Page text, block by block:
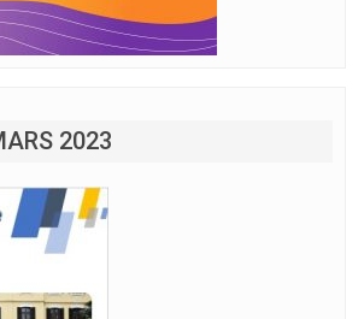
2023